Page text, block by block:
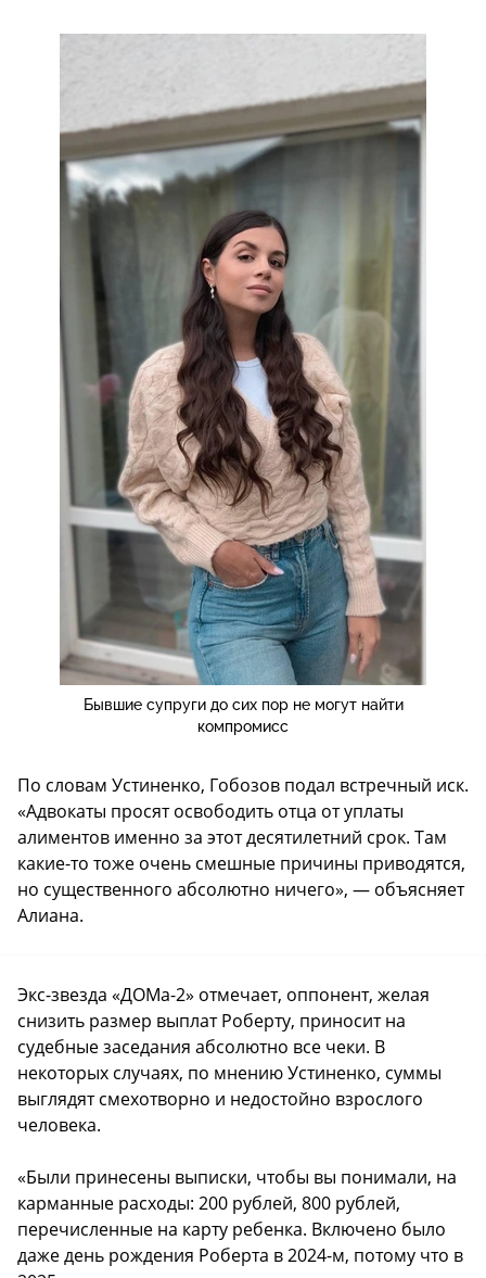
Бывшие супруги до сих пор не могут найти
компромисс
По словам Устиненко, Гобозов подал встречный иск.
«Адвокаты просят освободить отца от уплаты
алиментов именно за этот десятилетний срок. Там
какие-то тоже очень смешные причины приводятся,
но существенного абсолютно ничего», — объясняет
Алиана.
Экс-звезда «ДОМа-2» отмечает, оппонент, желая
снизить размер выплат Роберту, приносит на
судебные заседания абсолютно все чеки. В
некоторых случаях, по мнению Устиненко, суммы
выглядят смехотворно и недостойно взрослого
человека.
«Были принесены выписки, чтобы вы понимали, на
карманные расходы: 200 рублей, 800 рублей,
перечисленные на карту ребенка. Включено было
даже день рождения Роберта в 2024-м, потому что в